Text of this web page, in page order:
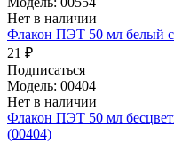
Нет в наличии
Флакон ПЭТ 50 мл белый с
21 ₽
Подписаться
Модель: 00404
Нет в наличии
Флакон ПЭТ 50 мл
(00404)